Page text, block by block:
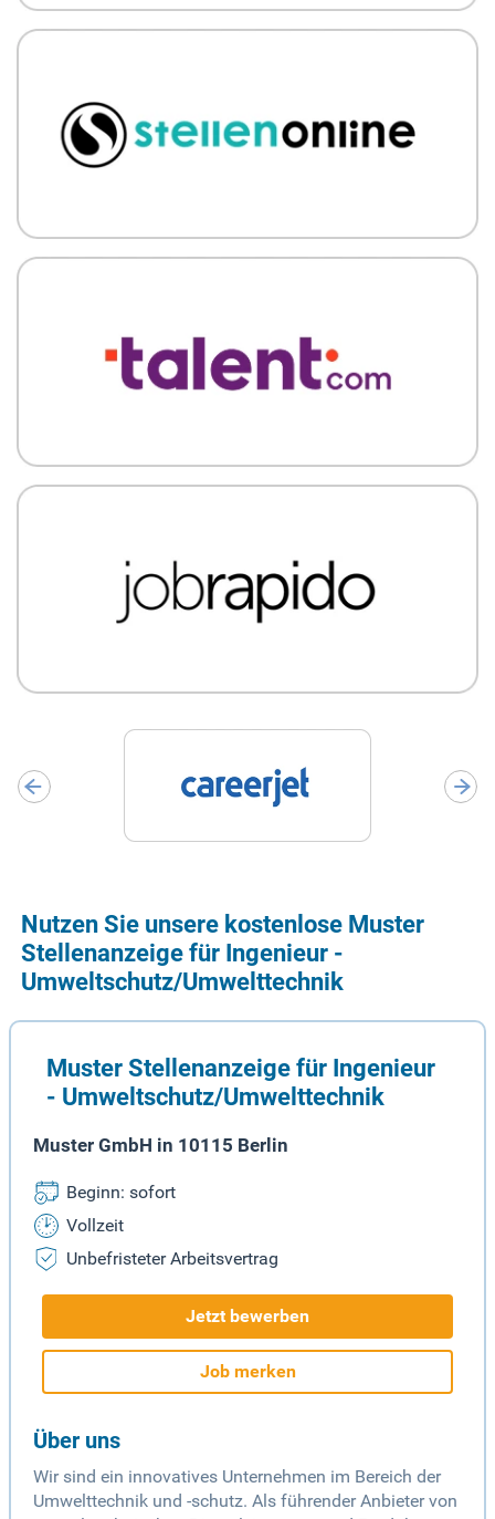
Nutzen Sie unsere kostenlose Muster
Stellenanzeige für Ingenieur -
Umweltschutz/Umwelttechnik
Muster Stellenanzeige für Ingenieur
- Umweltschutz/Umwelttechnik
Muster GmbH in 10115 Berlin
Beginn: sofort
Vollzeit
Unbefristeter Arbeitsvertrag
Jetzt bewerben
Job merken
Über uns
Wir sind ein innovatives Unternehmen im Bereich der
Umwelttechnik und -schutz. Als führender Anbieter von